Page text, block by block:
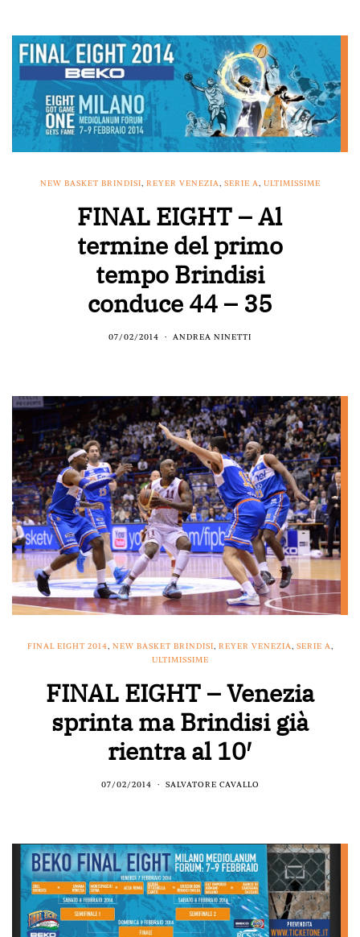
NEW BASKET BRINDISI, REYER VENEZIA, SERIE A, ULTIMISSIME
FINAL EIGHT – Al
termine del primo
tempo Brindisi
conduce 44 – 35
07/02/2014 ANDREA NINETTI
FINAL EIGHT 2014, NEW BASKET BRINDISI, REYER VENEZIA, SERIE A,
ULTIMISSIME
FINAL EIGHT – Venezia
sprinta ma Brindisi già
rientra al 10′
07/02/2014 SALVATORE CAVALLO